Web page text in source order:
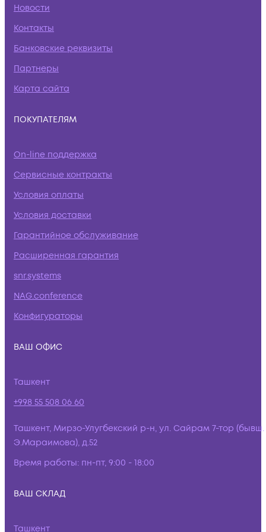
Новости
Контакты
Банковские реквизиты
Партнеры
Карта сайта
ПОКУПАТЕЛЯМ
On-line поддержка
Сервисные контракты
Условия оплаты
Условия доставки
Гарантийное обслуживание
Расширенная гарантия
snr.systems
NAG.conference
Конфигураторы
ВАШ ОФИС
Ташкент
+998 55 508 06 60
Ташкент, Мирзо-Улугбекский р-н, ул. Сайрам 7-тор (бывш.
Э.Мараимова), д.52
Время работы: пн-пт, 9:00 - 18:00
ВАШ СКЛАД
Ташкент